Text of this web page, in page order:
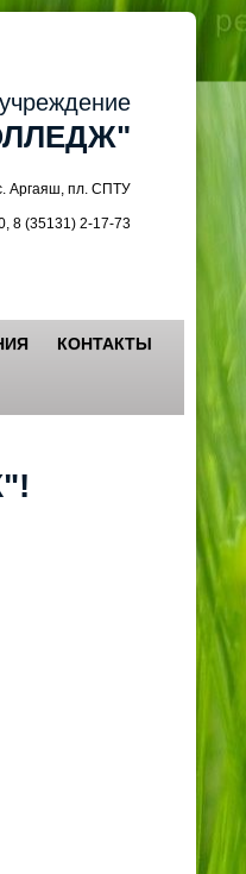
Аргаяш, пл. СПТУ
8 (35131) 2-17-73
КОНТАКТЫ